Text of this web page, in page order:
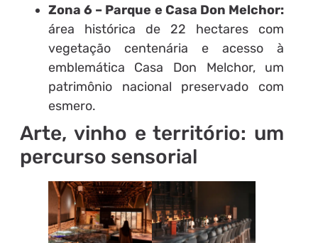
Zona 6 – Parque e Casa Don Melchor:
área histórica de 22 hectares com
vegetação centenária e acesso à
emblemática Casa Don Melchor, um
patrimônio nacional preservado com
esmero.
Arte, vinho e território: um
percurso sensorial